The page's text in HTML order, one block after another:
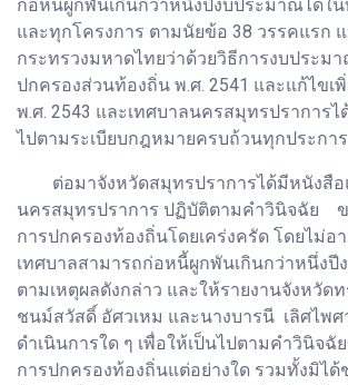
ก่อหนี้ผูกพันเกินกว่าหนึ่งปีงบประมาณได้ใ
และทุกโครงการ ตามนัยข้อ 38 วรรคแรก แ
กระทรวงมหาดไทยว่าด้วยวิธีการงบประม
ปกครองส่วนท้องถิ่น พ.ศ. 2541 และแก้ไขเ
พ.ศ. 2543 และเทศบาลนครสมุทรปราการไ
ไปตามระเบียบกฎหมายครบถ้วนทุกประกา
ต่อมาจังหวัดสมุทรปราการได้มีหนังสือ
นครสมุทรปราการ ปฏิบัติตามคำวินิจฉัย ข
การปกครองท้องถิ่นโดยเคร่งครัด โดยไม่อ
เทศบาลสามารถก่อหนี้ผูกพันเกินกว่าหนึ่งปี
ตามเหตุผลดังกล่าว และให้รายงานจังหวัด
ชนม์สวัสดิ์ อัศวเหม และนางบารนี เลิศไพ
ดำเนินการใด ๆ เพื่อให้เป็นไปตามคำวินิจฉั
การปกครองท้องถิ่นแต่อย่างใด รวมทั้งมิได้